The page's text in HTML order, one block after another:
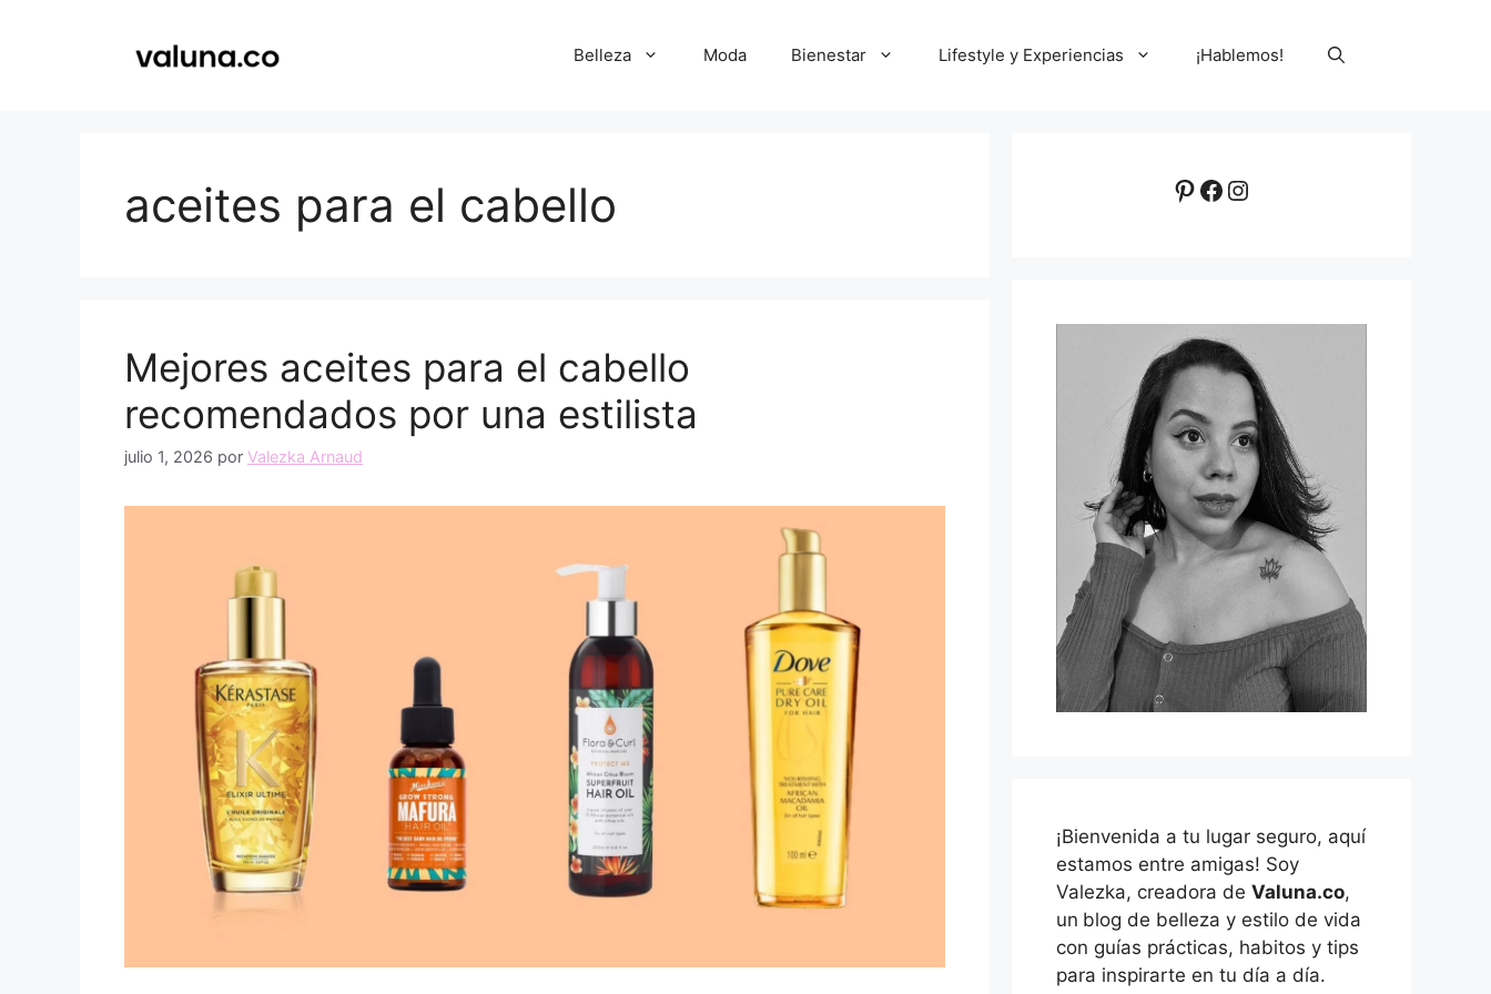
Belleza Moda Bienestar Lifestyle y Experiencias ¡Hablemos!
aceites para el cabello
Mejores aceites para el cabello
recomendados por una estilista
julio 1, 2026 por Valezka Arnaud
Pinterest
Facebook
Instagram
¡Bienvenida a tu lugar seguro, aquí
estamos entre amigas! Soy
Valezka, creadora de Valuna.co,
un blog de belleza y estilo de vida
con guías prácticas, habitos y tips
para inspirarte en tu día a día.